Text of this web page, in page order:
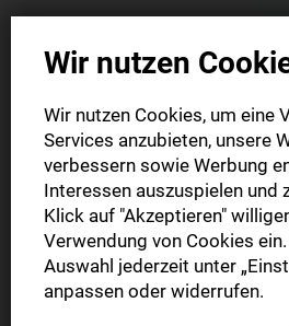
SWPplus Geschenkabo 6
Monate
SWPplus Geschenkabo 12
Monate
Teilabo/Einzeltag
Wir nutzen
Wir nutzen Cookies, um eine
Services anzubieten, unsere
verbessern sowie Werbung
Interessen auszuspielen und
Klick auf "Akzeptieren"
Verwendung von Cookies
Auswahl jederzeit unter
anpassen oder widerrufen.